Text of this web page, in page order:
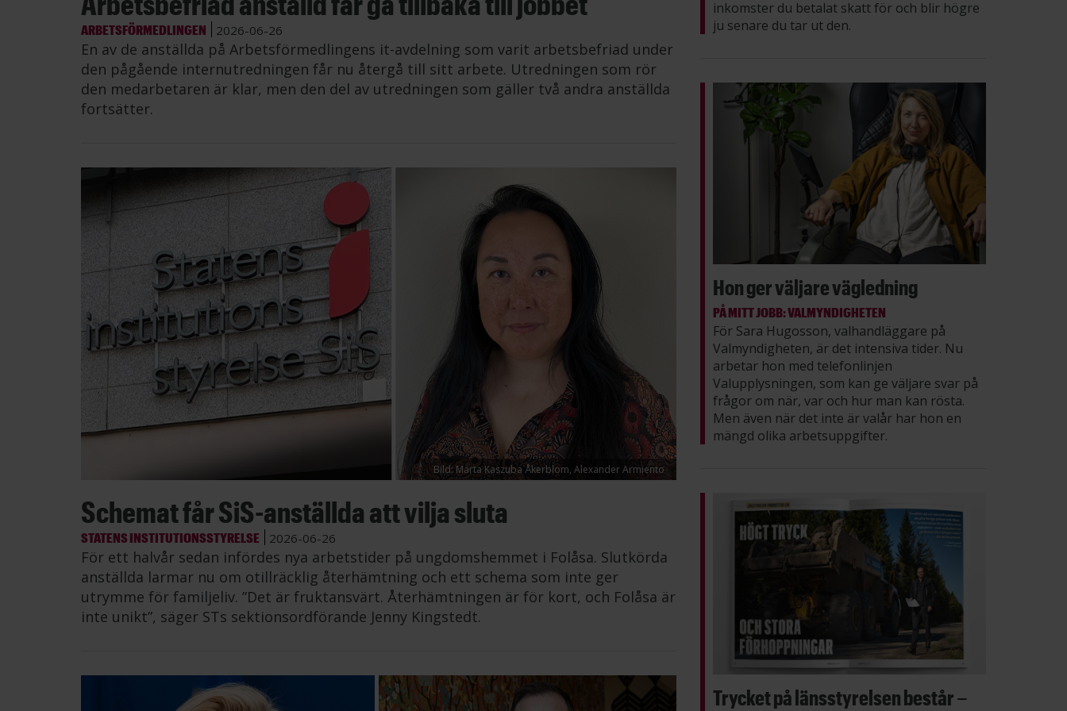
ARBETSFÖRMEDLINGEN 2026-06-26
En av de anställda på Arbetsförmedlingens it-avdelning som varit arbetsbefriad under
den pågående internutredningen får nu återgå till sitt arbete. Utredningen som rör
den medarbetaren är klar, men den del av utredningen som gäller två andra anställda
fortsätter.
Bild: Marta Kaszuba Åkerblom, Alexander Armiento
Schemat får SiS-anställda att vilja sluta
STATENS INSTITUTIONSSTYRELSE 2026-06-26
För ett halvår sedan infördes nya arbetstider på ungdomshemmet i Folåsa. Slutkörda
anställda larmar nu om otillräcklig återhämtning och ett schema som inte ger
utrymme för familjeliv. ”Det är fruktansvärt. Återhämtningen är för kort, och Folåsa är
inte unikt”, säger STs sektionsordförande Jenny Kingstedt.
inkomster du betalat skatt för och blir högre
ju senare du tar ut den.
Hon ger väljare vägledning
PÅ MITT JOBB: VALMYNDIGHETEN
För Sara Hugosson, valhandläggare på
Valmyndigheten, är det intensiva tider. Nu
arbetar hon med telefonlinjen
Valupplysningen, som kan ge väljare svar på
frågor om när, var och hur man kan rösta.
Men även när det inte är valår har hon en
mängd olika arbetsuppgifter.
Trycket på länsstyrelsen består –